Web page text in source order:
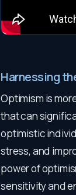
Harnessing
Optimism is
that can
optimistic
stress, and
power of
sensitivity and